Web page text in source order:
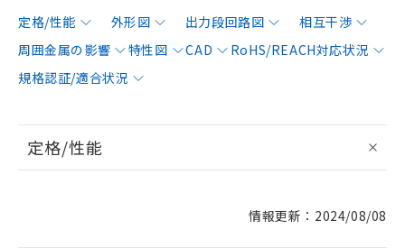
定格/性能 外形図 出力段回路図
相互干渉
周囲金属の影響
特性図 CAD
RoHS/REACH対応状況
規格認証/適合状況
定格/性能
情報更新：2024/08/08